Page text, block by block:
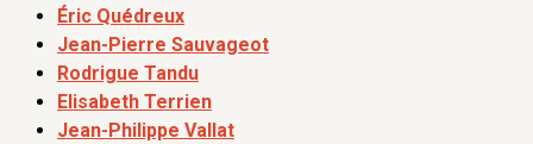
Éric Quédreux
Jean-Pierre Sauvageot
Rodrigue Tandu
Elisabeth Terrien
Jean-Philippe Vallat